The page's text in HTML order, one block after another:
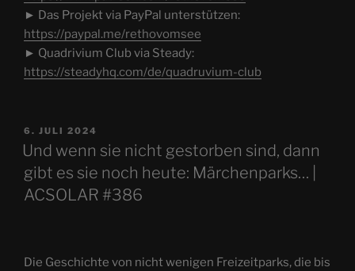
► Das Projekt via PayPal unterstützen:
https://paypal.me/rethovomsee
► Quadrivium Club via Steady:
https://steadyhq.com/de/quadruvium-club
VERÖFFENTLICHT
AM
6. JULI 2024
Und wenn sie nicht gestorben sind, dann
gibt es sie noch heute: Märchenparks… |
ACSOLAR #386
Die Geschichte von nicht wenigen Freizeitparks, die bis